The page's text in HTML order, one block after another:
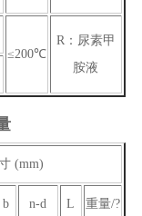
≤200℃
R：尿素甲
胺液
(mm)
b n-d L 重量/?